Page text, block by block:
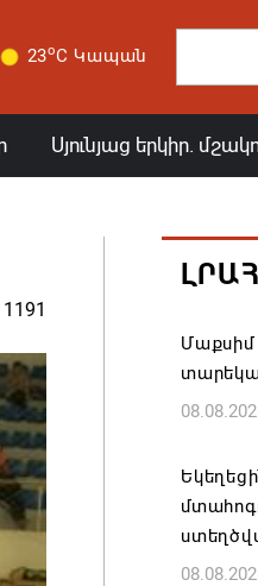
23oC Կապան
Սյունյաց երկիր.
1191
Մաքսիմ